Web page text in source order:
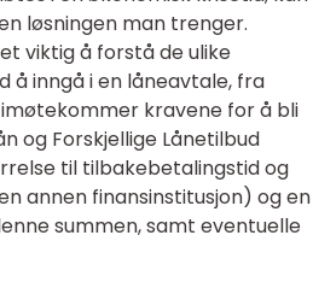
løsningen man trenger.
viktig å forstå de ulike
å inngå i en låneavtale, fra
kravene for å bli
og Forskjellige Lånetilbud
til tilbakebetalingstid og
annen finansinstitusjon) og en
summen, samt eventuelle